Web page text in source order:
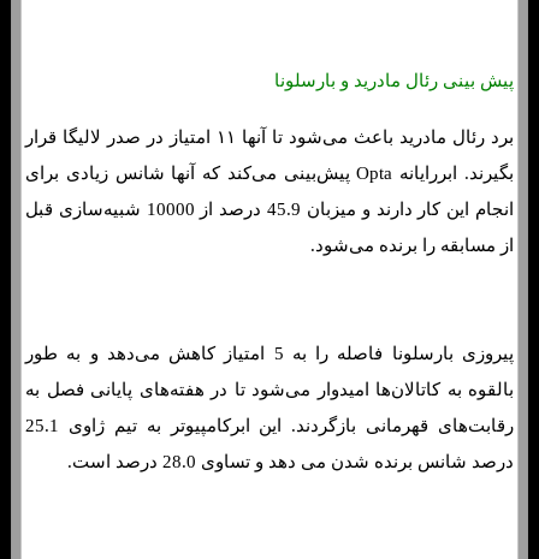
پیش بینی رئال مادرید و بارسلونا
برد رئال مادرید باعث می‌شود تا آنها ۱۱ امتیاز در صدر لالیگا قرار
بگیرند. ابررایانه Opta پیش‌بینی می‌کند که آنها شانس زیادی برای
انجام این کار دارند و میزبان 45.9 درصد از 10000 شبیه‌سازی قبل
از مسابقه را برنده می‌شود.
پیروزی بارسلونا فاصله را به 5 امتیاز کاهش می‌دهد و به طور
بالقوه به کاتالان‌ها امیدوار می‌شود تا در هفته‌های پایانی فصل به
رقابت‌های قهرمانی بازگردند. این ابرکامپیوتر به تیم ژاوی 25.1
درصد شانس برنده شدن می دهد و تساوی 28.0 درصد است.